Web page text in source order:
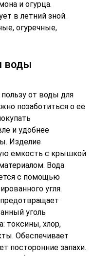
и огурца.
в летний зной.
огуречные,
воды
от воды для
позаботиться о ее
и удобнее
Изделие
емкость с крышкой
Вода
с помощью
угля.
уголь
токсины, хлор,
Обеспечивает
посторонние запахи.